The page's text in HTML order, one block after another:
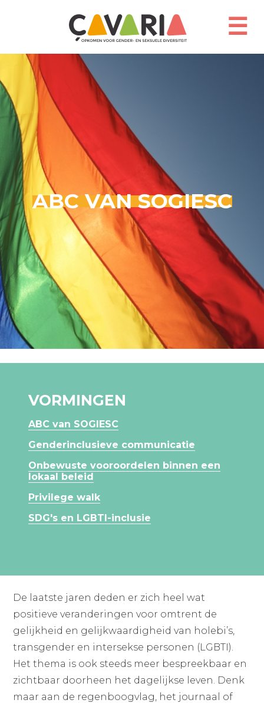
☰
ABC VAN SOGIESC
VORMINGEN
ABC van SOGIESC
Genderinclusieve communicatie
Onbewuste vooroordelen binnen een
lokaal beleid
Privilege walk
SDG's en LGBTI-inclusie
De laatste jaren deden er zich heel wat
positieve veranderingen voor omtrent de
gelijkheid en gelijkwaardigheid van holebi’s,
transgender en intersekse personen (LGBTI).
Het thema is ook steeds meer bespreekbaar en
zichtbaar doorheen het dagelijkse leven. Denk
maar aan de regenboogvlag, het journaal of